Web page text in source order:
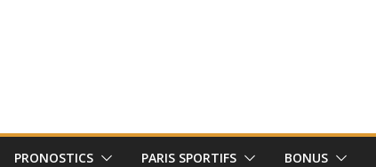
PRONOSTICS PARIS SPORTIFS BONUS